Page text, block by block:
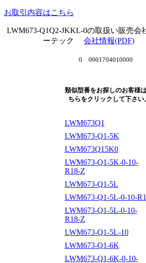
お取引内容はこちら
LWM673-Q1Q2-JKKL-0の取扱い販売
ーテック 会社情報(PDF)
0 0001704010000
類似型番をお探しのお客様
ちらをクリックして下さい。
LWM673Q1
LWM673-Q1-5K
LWM673Q15K0
LWM673-Q1-5K-0-10-
R18-Z
LWM673-Q1-5L
LWM673-Q1-5L-0-10-
LWM673-Q1-5L-0-10-
R18-Z
LWM673-Q1-5L-10
LWM673-Q1-6K
LWM673-Q1-6K-0-10-